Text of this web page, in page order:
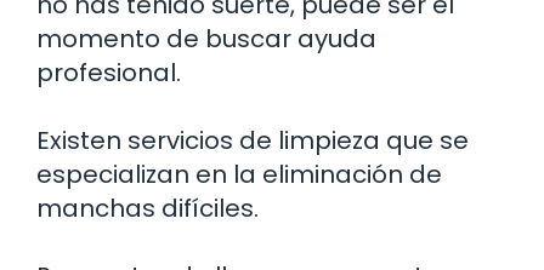
momento de buscar ayuda
profesional.
Existen servicios de limpieza que se
especializan en la eliminación de
manchas difíciles.